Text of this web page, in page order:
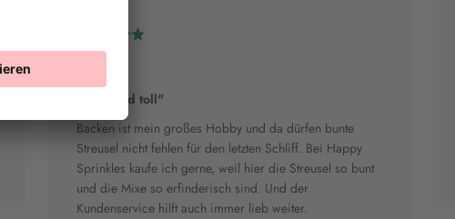
"Bunt und toll"
Backen ist mein großes Hobby und da dürfen bunte
Streusel nicht fehlen für den letzten Schliff. Bei Happy
Sprinkles kaufe ich gerne, weil hier die Streusel so bunt
und die Mixe so erfinderisch sind. Und der
Kundenservice hilft auch immer lieb weiter.